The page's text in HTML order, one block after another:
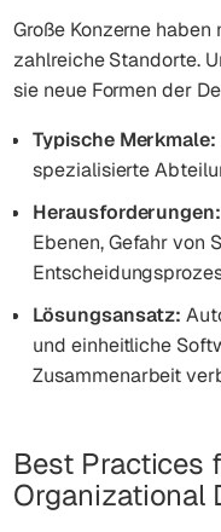
Große Konzerne
zahlreiche Standorte.
sie neue Formen der
Typische Merkmale:
spezialisierte
Herausforderungen:
Ebenen, Gefahr von
Lösungsansatz:
und einheitliche
Zusammenarbeit
Best Practices
Organizational